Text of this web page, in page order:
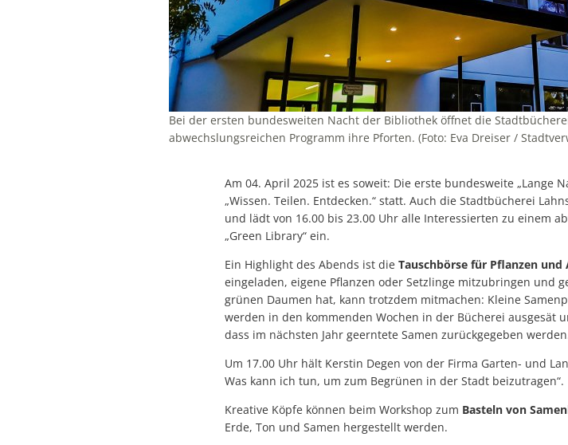
Bei der ersten bundesweiten Nacht der Bibliothek öffnet die
abwechslungsreichen Programm ihre Pforten. (Foto: Eva Dreiser /
Am 04. April 2025 ist es soweit: Die erste bundesweite „Lange
„Wissen. Teilen. Entdecken.“ statt. Auch die Stadtbücherei
und lädt von 16.00 bis 23.00 Uhr alle Interessierten zu einem
„Green Library“ ein.
Ein Highlight des Abends ist die Tauschbörse für Pflanzen und
eingeladen, eigene Pflanzen oder Setzlinge mitzubringen und
grünen Daumen hat, kann trotzdem mitmachen: Kleine
werden in den kommenden Wochen in der Bücherei ausgesät
dass im nächsten Jahr geerntete Samen zurückgegeben
Um 17.00 Uhr hält Kerstin Degen von der Firma Garten- und
Was kann ich tun, um zum Begrünen in der Stadt beizutragen“.
Kreative Köpfe können beim Workshop zum Basteln von
Erde, Ton und Samen hergestellt werden.